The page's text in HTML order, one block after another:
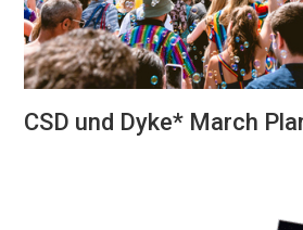
CSD und Dyke* March